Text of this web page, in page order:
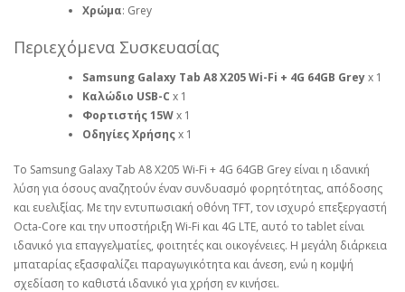
Χρώμα: Grey
Περιεχόμενα Συσκευασίας
Samsung Galaxy Tab A8 X205 Wi-Fi + 4G 64GB Greyx 1
Καλώδιο USB-C x 1
Φορτιστής 15Wx 1
Οδηγίες Χρήσηςx 1
Το Samsung Galaxy Tab A8 X205 Wi-Fi + 4G 64GB Grey είναι η ιδανική
λύση για όσους αναζητούν έναν συνδυασμό φορητότητας, απόδοσης
και ευελιξίας. Με την εντυπωσιακή οθόνη TFT, τον ισχυρό επεξεργαστή
Octa-Core και την υποστήριξη Wi-Fi και 4G LTE, αυτό το tablet είναι
ιδανικό για επαγγελματίες, φοιτητές και οικογένειες. Η μεγάλη διάρκεια
μπαταρίας εξασφαλίζει παραγωγικότητα και άνεση, ενώ η κομψή
σχεδίαση το καθιστά ιδανικό για χρήση εν κινήσει.